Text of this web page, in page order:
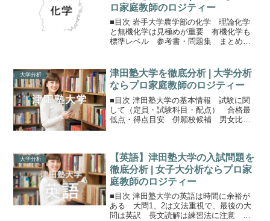
ロ家庭教師のロジティー
■目次 岩手大学農学部の化学 理論化学
と無機化学は見極めが重要 有機化学も
標準レベル 参考書・問題集 まとめ保
部・教育学部の受験で選択できます。時
間は120分。理工学部の...
大学分析
津田塾大学を徹底分析 | 大学分析
ならプロ家庭教師のロジティー
■目次 津田塾大学の基本情報 試験に関
して（定員・試験科目・配点） 合格最
低点・得点目安 併願校候補 男女比・
す。学部は学芸学部：5...
大学分析
【英語】津田塾大学の入試問題を
徹底分析 | 女子大分析ならプロ家
庭教師のロジティー
■目次 津田塾大学の英語は時間に余裕が
ある 大問1、2は文法重視で、最後の大
問は英訳 長文読解は練習法に注意 参